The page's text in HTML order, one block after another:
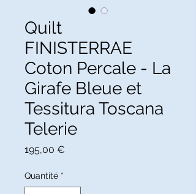
Quilt
FINISTERRAE
Coton Percale - La
Girafe Bleue et
Tessitura Toscana
Telerie
195,00 €
Quantité *